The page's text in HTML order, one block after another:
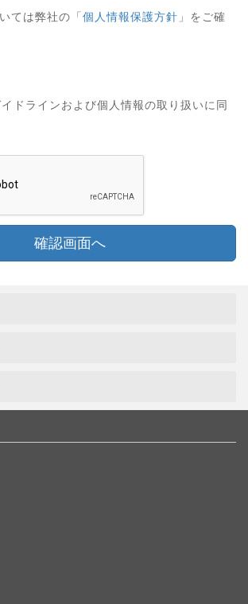
ては弊社の「 個人情報保護方針 」をご確
ドラインおよび個人情報の取り扱いに同
確認画面へ